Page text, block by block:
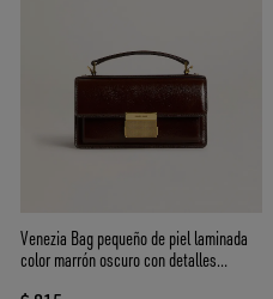
Venezia Bag pequeño de piel laminada
color marrón oscuro con detalles